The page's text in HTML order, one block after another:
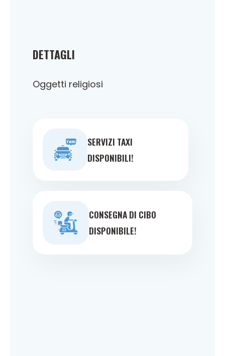
DETTAGLI
Oggetti religiosi
SERVIZI TAXI
DISPONIBILI!
CONSEGNA DI CIBO
DISPONIBILE!